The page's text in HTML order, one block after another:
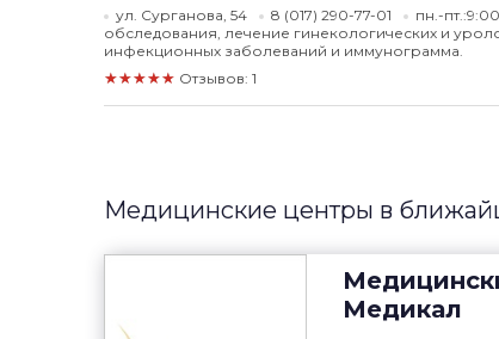
ул. Сурганова, 54 8 (017) 290-77-01 пн.-
обследования, лечение гинекологических и
инфекционных заболеваний и иммунограмма.
★★★★★ Отзывов: 1
Медицинские центры в
Медикал